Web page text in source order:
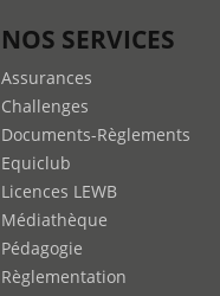
NOS SERVICES
Assurances
Challenges
Documents-Règlements
Equiclub
Licences LEWB
Médiathèque
Pédagogie
Règlementation